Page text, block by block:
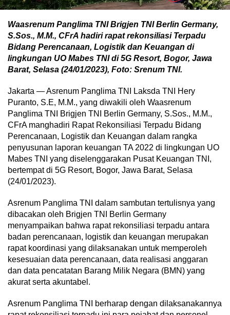
Waasrenum Panglima TNI Brigjen TNI Berlin Germany,
S.Sos., M.M., CFrA hadiri rapat rekonsiliasi Terpadu
Bidang Perencanaan, Logistik dan Keuangan di
lingkungan UO Mabes TNI di 5G Resort, Bogor, Jawa
Barat, Selasa (24/01/2023), Foto: Srenum TNI.
Jakarta — Asrenum Panglima TNI Laksda TNI Hery
Puranto, S.E, M.M., yang diwakili oleh Waasrenum
Panglima TNI Brigjen TNI Berlin Germany, S.Sos., M.M.,
CFrA manghadiri Rapat Rekonsiliasi Terpadu Bidang
Perencanaan, Logistik dan Keuangan dalam rangka
penyusunan laporan keuangan TA 2022 di lingkungan UO
Mabes TNI yang diselenggarakan Pusat Keuangan TNI,
bertempat di 5G Resort, Bogor, Jawa Barat, Selasa
(24/01/2023).
Asrenum Panglima TNI dalam sambutan tertulisnya yang
dibacakan oleh Brigjen TNI Berlin Germany
menyampaikan bahwa rapat rekonsiliasi terpadu antara
badan perencanaan, logistik dan keuangan merupakan
rapat koordinasi yang dilaksanakan untuk memperoleh
kesesuaian data perencanaan, data realisasi anggaran
dan data pencatatan Barang Milik Negara (BMN) yang
akurat serta akuntabel.
Asrenum Panglima TNI berharap dengan dilaksanakannya